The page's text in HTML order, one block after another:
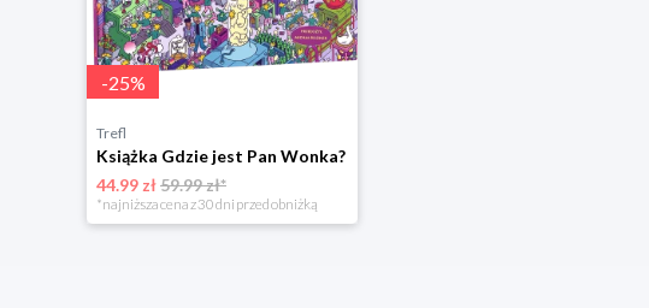
-25%
Trefl
Książka Gdzie jest Pan Wonka?
44.99 zł59.99 zł*
*najniższa cena z 30 dni przed obniżką